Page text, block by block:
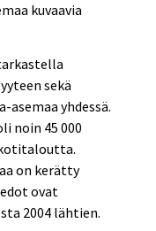
kuvaavia
sekä
yhdessä.
noin 45 000
on kerätty
ovat
2004 lähtien.